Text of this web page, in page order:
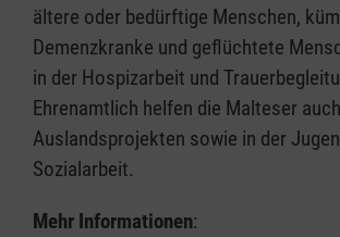
ältere oder bedürftige Menschen,
Demenzkranke und geflüchtete
in der Hospizarbeit und
Ehrenamtlich helfen die Malteser
Auslandsprojekten sowie in der
Sozialarbeit.
Mehr Informationen: